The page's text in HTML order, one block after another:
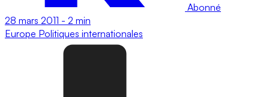
Abonné
28 mars 2011 - 2 min
Europe Politiques internationales